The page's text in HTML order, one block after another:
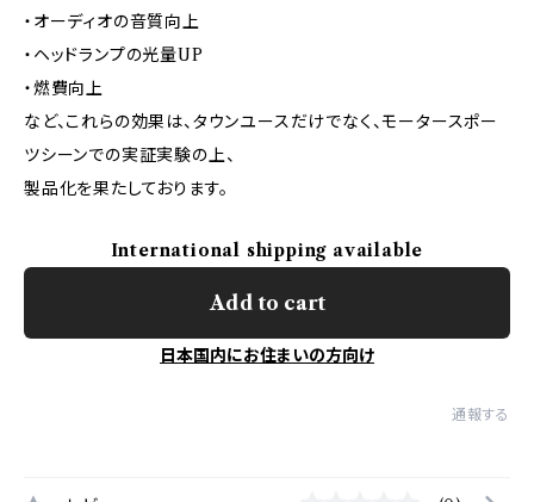
・オーディオの音質向上
・ヘッドランプの光量UP
・燃費向上
など、これらの効果は、タウンユースだけでなく、モータースポー
ツシーンでの実証実験の上、
製品化を果たしております。
International shipping available
Add to cart
日本国内にお住まいの方向け
通報する